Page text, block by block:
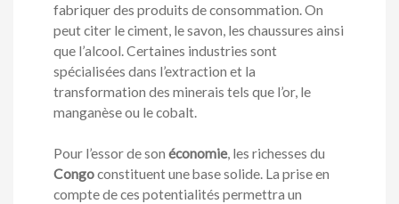
fabriquer des produits de consommation. On
peut citer le ciment, le savon, les chaussures ainsi
que l’alcool. Certaines industries sont
spécialisées dans l’extraction et la
transformation des minerais tels que l’or, le
manganèse ou le cobalt.
Pour l’essor de son économie, les richesses du
Congoconstituent une base solide. La prise en
compte de ces potentialités permettra un